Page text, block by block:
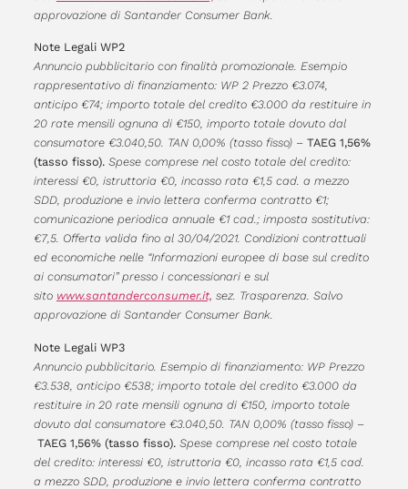
approvazione di Santander Consumer Bank.
Note Legali WP2
Annuncio pubblicitario con finalità promozionale. Esempio
rappresentativo di finanziamento: WP 2 Prezzo €3.074,
anticipo €74; importo totale del credito €3.000 da restituire in
20 rate mensili ognuna di €150, importo totale dovuto dal
consumatore €3.040,50. TAN 0,00% (tasso fisso) – TAEG 1,56%
(tasso fisso). Spese comprese nel costo totale del credito:
interessi €0, istruttoria €0, incasso rata €1,5 cad. a mezzo
SDD, produzione e invio lettera conferma contratto €1;
comunicazione periodica annuale €1 cad.; imposta sostitutiva:
€7,5. Offerta valida fino al 30/04/2021. Condizioni contrattuali
ed economiche nelle “Informazioni europee di base sul credito
ai consumatori” presso i concessionari e sul
sito www.santanderconsumer.it, sez. Trasparenza. Salvo
approvazione di Santander Consumer Bank.
Note Legali WP3
Annuncio pubblicitario. Esempio di finanziamento: WP Prezzo
€3.538, anticipo €538; importo totale del credito €3.000 da
restituire in 20 rate mensili ognuna di €150, importo totale
dovuto dal consumatore €3.040,50. TAN 0,00% (tasso fisso) –
TAEG 1,56% (tasso fisso).Spese comprese nel costo totale
del credito: interessi €0, istruttoria €0, incasso rata €1,5 cad.
a mezzo SDD, produzione e invio lettera conferma contratto